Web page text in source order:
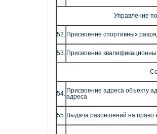
Управление
52. Присвоение спортивных
53. Присвоение
54. Присвоение адреса объекту
адреса
55. Выдача разрешений на право